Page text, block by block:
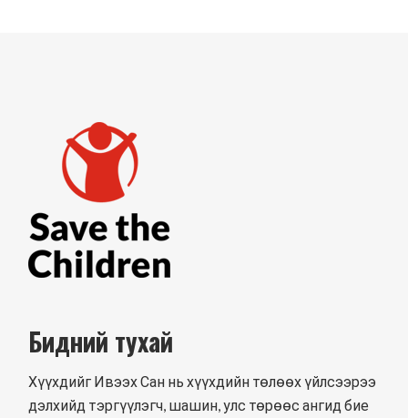
Бидний тухай
Хүүхдийг Ивээх Сан нь хүүхдийн төлөөх үйлсээрээ
дэлхийд тэргүүлэгч, шашин, улс төрөөс ангид бие